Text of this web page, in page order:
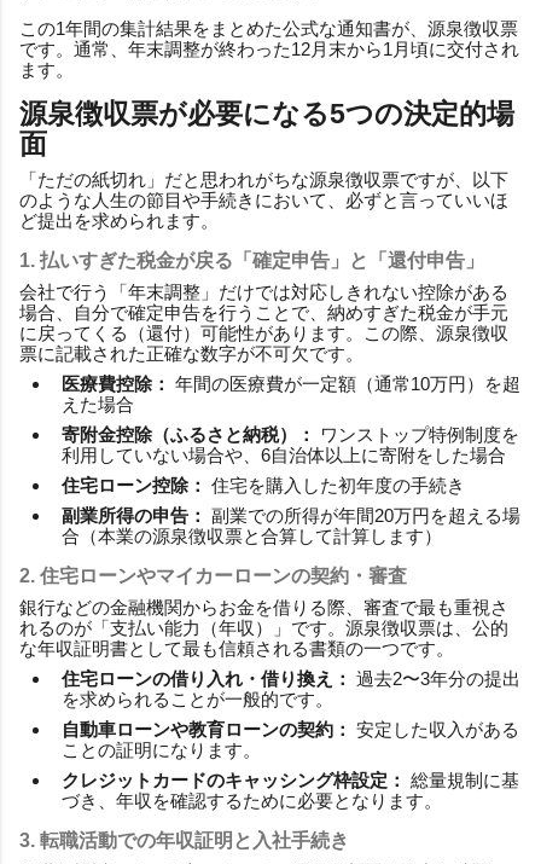
この1年間の集計結果をまとめた公式な通知書が、源泉徴収票
です。通常、年末調整が終わった12月末から1月頃に交付され
ます。
源泉徴収票が必要になる5つの決定的場
面
「ただの紙切れ」だと思われがちな源泉徴収票ですが、以下
のような人生の節目や手続きにおいて、必ずと言っていいほ
ど提出を求められます。
1. 払いすぎた税金が戻る「確定申告」と「還付申告」
会社で行う「年末調整」だけでは対応しきれない控除がある
場合、自分で確定申告を行うことで、納めすぎた税金が手元
に戻ってくる（還付）可能性があります。この際、源泉徴収
票に記載された正確な数字が不可欠です。
医療費控除： 年間の医療費が一定額（通常10万円）を超
えた場合
寄附金控除（ふるさと納税）：
ワンストップ特例制度を
利用していない場合や、6自治体以上に寄附をした場合
住宅ローン控除： 住宅を購入した初年度の手続き
副業所得の申告： 副業での所得が年間20万円を超える場
合（本業の源泉徴収票と合算して計算します）
2. 住宅ローンやマイカーローンの契約・審査
銀行などの金融機関からお金を借りる際、審査で最も重視さ
れるのが「支払い能力（年収）」です。源泉徴収票は、公的
な年収証明書として最も信頼される書類の一つです。
住宅ローンの借り入れ・借り換え： 過去2〜3年分の提出
を求められることが一般的です。
自動車ローンや教育ローンの契約： 安定した収入がある
ことの証明になります。
クレジットカードのキャッシング枠設定： 総量規制に基
づき、年収を確認するために必要となります。
3. 転職活動での年収証明と入社手続き